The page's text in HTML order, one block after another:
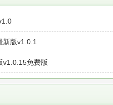
新版v1.0.1
v1.0.15免费版